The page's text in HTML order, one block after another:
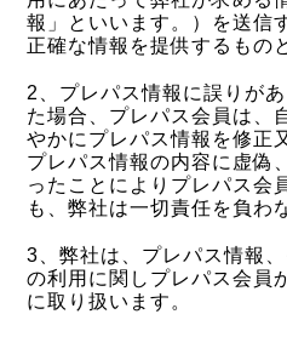
報」といいます。）を送信
正確な情報を提供するもの
2、プレパス情報に誤りが
た場合、プレパス会員は、
やかにプレパス情報を修正
プレパス情報の内容に虚偽
ったことによりプレパス会
も、弊社は一切責任を負わ
3、弊社は、プレパス情報
の利用に関しプレパス会員
に取り扱います。